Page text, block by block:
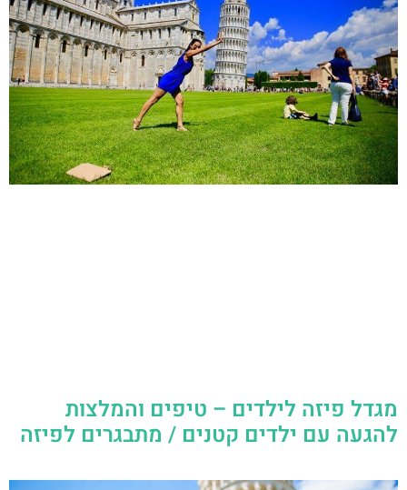
מגדל פיזה לילדים – טיפים והמלצות
להגעה עם ילדים קטנים / מתבגרים לפיזה